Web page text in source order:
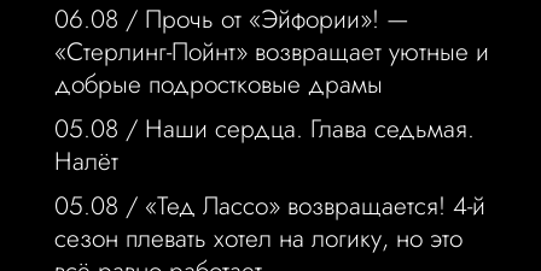
06.08 / Прочь от «Эйфории»! —
«Стерлинг-Пойнт» возвращает уютные и
добрые подростковые драмы
05.08 / Наши сердца. Глава седьмая.
Налёт
05.08 / «Тед Лассо» возвращается! 4-й
сезон плевать хотел на логику, но это